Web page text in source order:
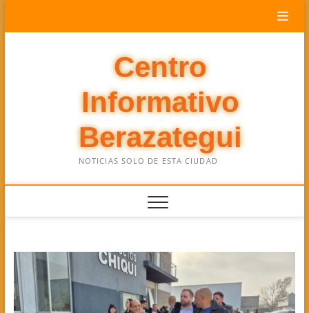
Centro
Informativo
Berazategui
NOTICIAS SOLO DE ESTA CIUDAD